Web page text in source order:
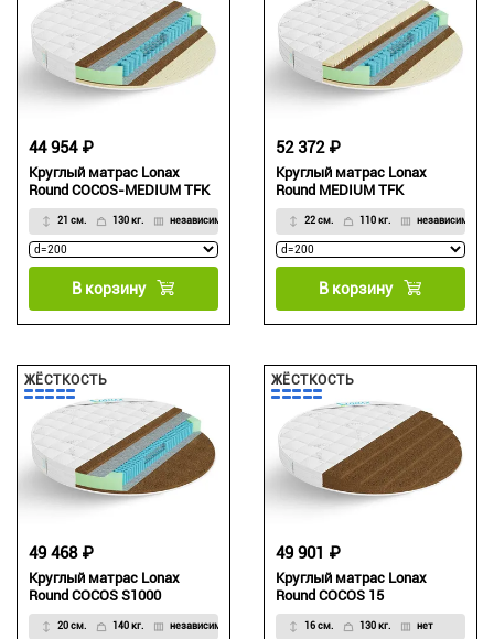
Круглый матрас Lonax
Round COCOS-MEDIUM TFK
21 см. 130 кг. независимый
44 954 ₽
В корзину
Круглый матрас Lonax
Round MEDIUM TFK
22 см. 110 кг. независимый
52 372 ₽
В корзину
ЖЁСТКОСТЬ
Круглый матрас Lonax
Round COCOS S1000
20 см. 140 кг. независимый
49 468 ₽
ЖЁСТКОСТЬ
Круглый матрас Lonax
Round COCOS 15
16 см. 130 кг. нет
49 901 ₽